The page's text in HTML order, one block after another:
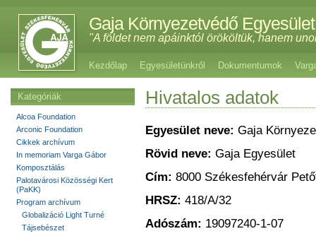
Gaja Környezetvédő Egyesület
"A földet nem apáinktól örököltük, hanem
Kezdőlap Egyesületünkről Dokumentumok
Hivatalos adatok
Egyesület neve: Gaja
Rövid neve: Gaja Egyesület
Cím: 8000 Székesfehérvár
HRSZ: 418/A/32
Adószám: 19097240-1-07
Kategóriák
Alcoa Foundation
Arconic Foundation
Cikkek archívum
In memoriam Varga Gábor
Komposztálás
Palotavárosi Közösségi Kert
(PaKK)
Program archívum
Globalizáció Light Turné
Tájsebészet